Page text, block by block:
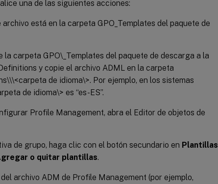
una de las siguientes acciones:
está en la carpeta GPO_Templates del paquete de
la carpeta GPO\_Templates del paquete de descarga a la
y copie el archivo ADML en la carpeta
de idioma\>. Por ejemplo, en los sistemas
de idioma\> es “es-ES”.
Profile Management, abra el Editor de objetos de
de grupo, haga clic con el botón secundario en Plantillas
o quitar plantillas.
archivo ADM de Profile Management (por ejemplo,